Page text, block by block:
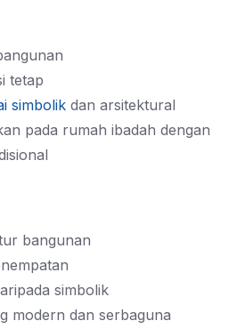
tetap
simbolik dan arsitektural
pada rumah ibadah dengan
bangunan
simbolik
modern dan serbaguna